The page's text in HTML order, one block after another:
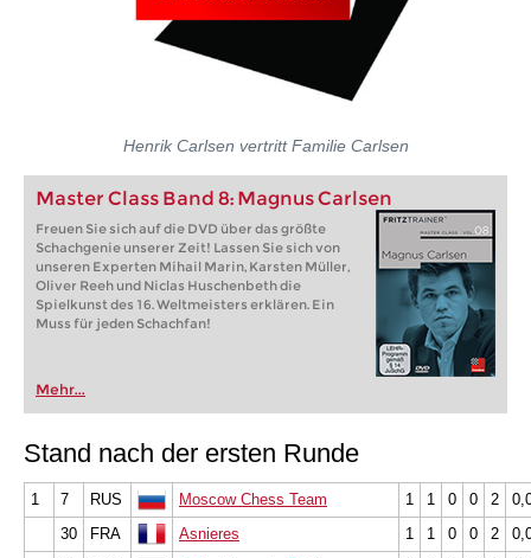
Henrik Carlsen vertritt Familie Carlsen
Master Class Band 8: Magnus Carlsen
Freuen Sie sich auf die DVD über das größte
Schachgenie unserer Zeit! Lassen Sie sich von
unseren Experten Mihail Marin, Karsten Müller,
Oliver Reeh und Niclas Huschenbeth die
Spielkunst des 16. Weltmeisters erklären. Ein
Muss für jeden Schachfan!
Mehr...
Stand nach der ersten Runde
1 7 RUS Moscow Chess Team 1 1 0 0 2
30
FRA Asnieres 1 1 0 0 2